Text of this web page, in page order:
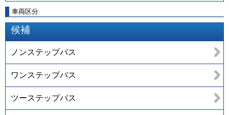
車両区分
候補
ノンステップバス
ワンステップバス
ツーステップバス